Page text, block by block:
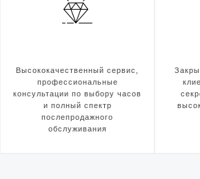
Высококачественный сервис,
профессиональные
консультации по выбору часов
и полный спектр
послепродажного
обслуживания